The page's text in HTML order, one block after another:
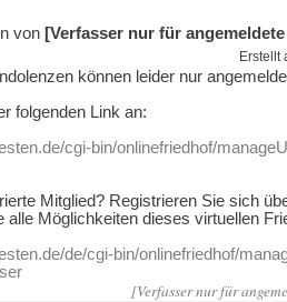
von [Verfasser nur für
Erstellt
können leider nur
folgenden Link an:
cgi-bin/onlinefriedhof/
Mitglied? Registrieren Sie sich
alle Möglichkeiten dieses virtuellen
de/cgi-bin/onlinefriedhof/
[Verfasser nur für